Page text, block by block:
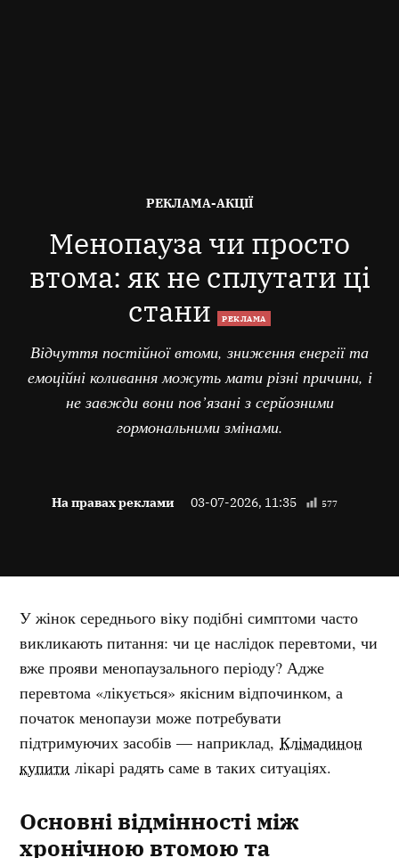
ОПУБЛІКОВАНО
РЕКЛАМА-АКЦІЇ
Менопауза чи просто
втома: як не сплутати ці
стани РЕКЛАМА
Відчуття постійної втоми, зниження енергії та
емоційні коливання можуть мати різні причини, і
не завжди вони пов’язані з серйозними
гормональними змінами.
На правах реклами 03-07-2026, 11:35 577
У жінок середнього віку подібні симптоми часто
викликають питання: чи це наслідок перевтоми, чи
вже прояви менопаузального періоду? Адже
перевтома «лікується» якісним відпочинком, а
початок менопаузи може потребувати
підтримуючих засобів — наприклад,Клімадинон
купити лікарі радять саме в таких ситуаціях.
Основні відмінності між
хронічною втомою та